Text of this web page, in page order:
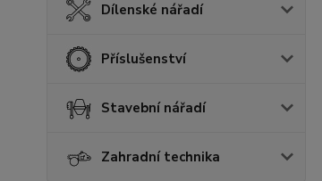
Dílenské nářadí
Příslušenství
Stavební nářadí
Zahradní technika